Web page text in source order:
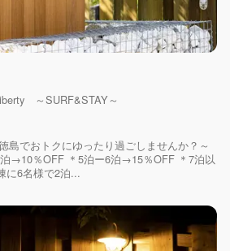
～SURF&STAY～
島でおトクにゆったり過ごしませんか？～
→10％OFF ＊5泊ー6泊→15％OFF ＊7泊以
に6名様で2泊...